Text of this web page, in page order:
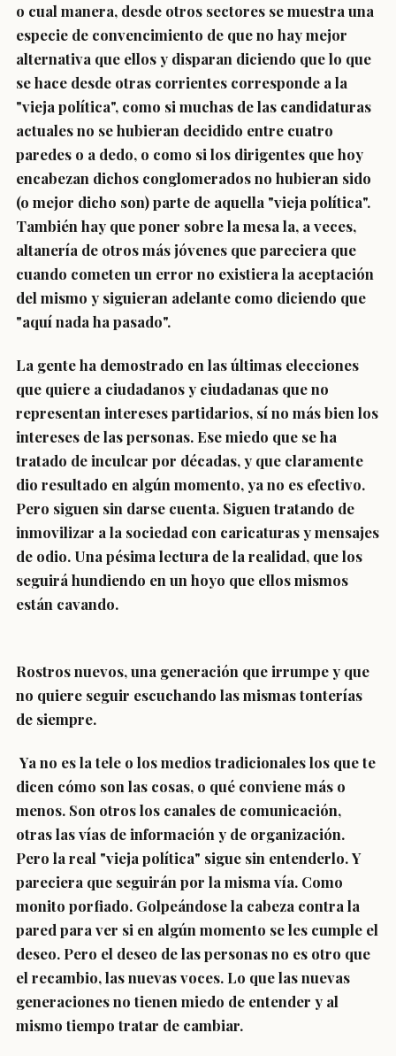
o cual manera, desde otros sectores se muestra una
especie de convencimiento de que no hay mejor
alternativa que ellos y disparan diciendo que lo que
se hace desde otras corrientes corresponde a la
"vieja política", como si muchas de las candidaturas
actuales no se hubieran decidido entre cuatro
paredes o a dedo, o como si los dirigentes que hoy
encabezan dichos conglomerados no hubieran sido
(o mejor dicho son) parte de aquella "vieja política".
También hay que poner sobre la mesa la, a veces,
altanería de otros más jóvenes que pareciera que
cuando cometen un error no existiera la aceptación
del mismo y siguieran adelante como diciendo que
"aquí nada ha pasado".
La gente ha demostrado en las últimas elecciones
que quiere a ciudadanos y ciudadanas que no
representan intereses partidarios, sí no más bien los
intereses de las personas. Ese miedo que se ha
tratado de inculcar por décadas, y que claramente
dio resultado en algún momento, ya no es efectivo.
Pero siguen sin darse cuenta. Siguen tratando de
inmovilizar a la sociedad con caricaturas y mensajes
de odio. Una pésima lectura de la realidad, que los
seguirá hundiendo en un hoyo que ellos mismos
están cavando.
Rostros nuevos, una generación que irrumpe y que
no quiere seguir escuchando las mismas tonterías
de siempre.
Ya no es la tele o los medios tradicionales los que te
dicen cómo son las cosas, o qué conviene más o
menos. Son otros los canales de comunicación,
otras las vías de información y de organización.
Pero la real "vieja política" sigue sin entenderlo. Y
pareciera que seguirán por la misma vía. Como
monito porfiado. Golpeándose la cabeza contra la
pared para ver si en algún momento se les cumple el
deseo. Pero el deseo de las personas no es otro que
el recambio, las nuevas voces. Lo que las nuevas
generaciones no tienen miedo de entender y al
mismo tiempo tratar de cambiar.